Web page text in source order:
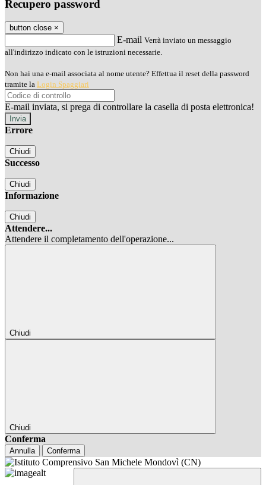
Recupero password
button close ×
E-mail Verrà inviato un messaggio
all'indirizzo indicato con le istruzioni necessarie.
Non hai una e-mail associata al nome utente? Effettua il reset della password
tramite la Login Spaggiari
E-mail inviata, si prega di controllare la casella di posta elettronica!
Errore
Chiudi
Successo
Chiudi
Informazione
Chiudi
Attendere...
Attendere il completamento dell'operazione...
Chiudi
Chiudi
Conferma
Annulla Conferma